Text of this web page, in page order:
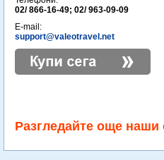
02/ 866-16-49; 02/ 963-09-09
E-mail:
support@valeotravel.net
Разгледайте още наши